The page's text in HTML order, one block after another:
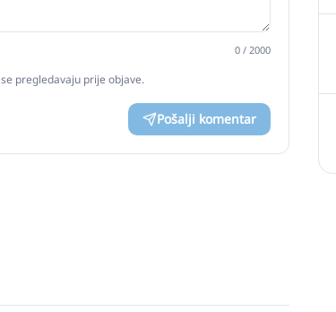
0 / 2000
pregledavaju prije objave.
Pošalji komentar